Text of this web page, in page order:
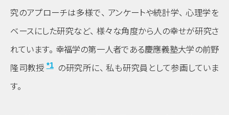
究のアプローチは多様で、 アンケートや統計学、 心理学を
ベースにした研究など、 様々な角度から人の幸せが研究さ
れています。 幸福学の第一人者である慶應義塾大学の前野
隆司教授 *1 の研究所に、 私も研究員として参画していま
す。